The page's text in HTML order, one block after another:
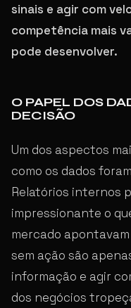
sinais e agir com
competência mais
pode desenvolver.
O PAPEL DOS
DECISÃO
Um dos aspectos
como os dados
Relatórios internos
impressionante o
mercado
sem ação são
informação e agir
dos negócios